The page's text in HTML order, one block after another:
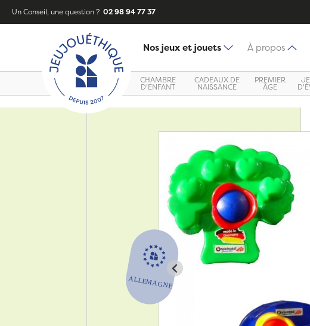
Un Conseil, une question ? 02 98 94 77 37
Nos jeux et jouets À propos
CHAMBRE
D'ENFANT
CADEAUX DE
NAISSANCE
PREMIER
ÂGE